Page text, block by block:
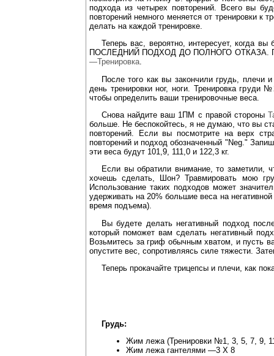
подхода из четырех повторений. Всего вы
повторений немного меняется от тренировки к
делать на каждой тренировке.
Теперь вас, вероятно, интересует, когда
ПОСЛЕДНИЙ ПОДХОД ДО ПОЛНОГО ОТКАЗА.
—Тренировка.
После того как вы закончили грудь, плечи
день тренировки ног, ноги. Тренировка
чтобы определить ваши тренировочные веса.
Снова найдите ваш 1ПМ с правой стороны
больше. Не беспокойтесь, я не думаю, что вы
повторений. Если вы посмотрите на верх
повторений и подход обозначенный "Neg."
эти веса будут 101,9, 111,0 и 122,3 кг.
Если вы обратили внимание, то заметили,
хочешь сделать, Шон? Травмировать мою
Использование таких подходов может
удерживать на 20% большие веса на
время подъема).
Вы будете делать негативный подход
который поможет вам сделать негативный
Возьмитесь за гриф обычным хватом, и пусть
опустите вес, сопротивляясь силе тяжести.
Теперь прокачайте трицепсы и плечи, как
Грудь:
Жим лежа (Тренировки №1, 3, 5, 7, 9,
Жим лежа гантелями —3 Х 8